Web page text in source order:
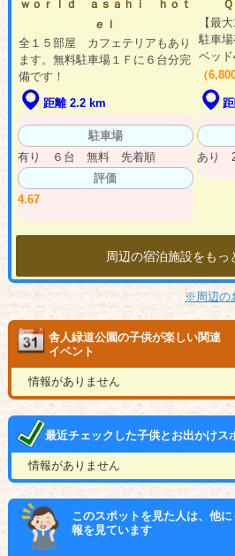
ｗｏｒｌｄ ａｓａｈｉ ｈｏｔ
ｅｌ
全１５部屋 カフェテリアもあり
ます。無料駐車場１Ｆに６台分完
備です！
距離 2.2 km
駐車場
有り ６台 無料 先着順
評価
4.67
【最
駐車
ベッ
（
あり
周辺の宿泊施設をも
※周辺の
舎人緑道公園の子供が楽しい関連
イベント
情報がありません
最近チェックした子供とお出かけス
情報がありません
このスポットを見た人は、他
報を見ています